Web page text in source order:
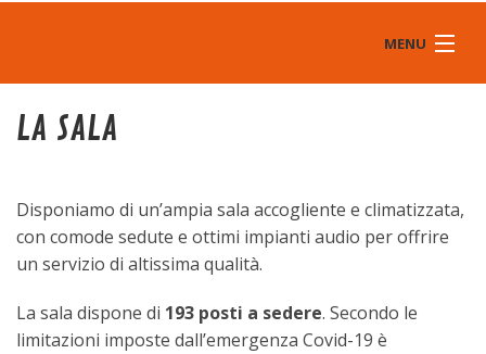
MENU
Programma
Eventi
Tariffe
LA SALA
Disponiamo di un’ampia sala accogliente e climatizzata,
con comode sedute e ottimi impianti audio per offrire
un servizio di altissima qualità.
La sala dispone di 193 posti a sedere. Secondo le
limitazioni imposte dall’emergenza Covid-19 è